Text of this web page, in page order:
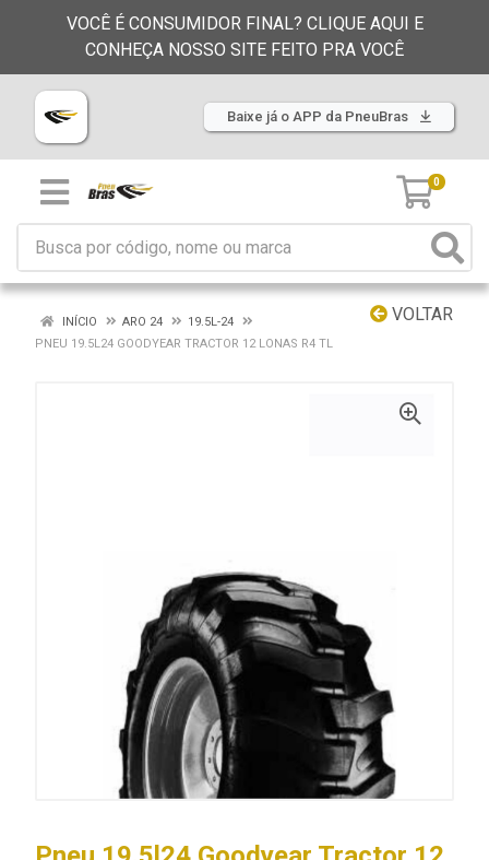
VOCÊ É CONSUMIDOR FINAL? CLIQUE AQUI E
CONHEÇA NOSSO SITE FEITO PRA VOCÊ
Baixe já o APP da PneuBras
0
VOLTAR
INÍCIO ARO 24
19.5L-24
PNEU 19.5L24 GOODYEAR TRACTOR 12 LONAS R4 TL